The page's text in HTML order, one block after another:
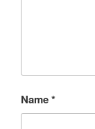
Name*